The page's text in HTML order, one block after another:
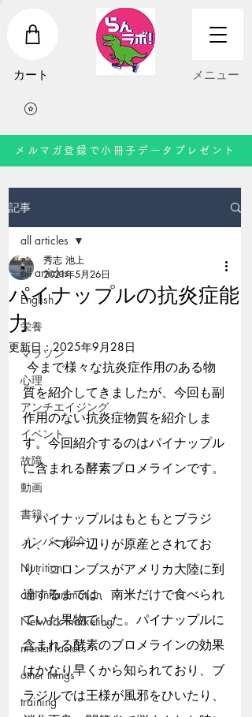
​カート ​メニュー
メルマガ登録で小冊子データプレゼント
記事
all articles
English
栄養
マラソン
心理
アンチエイジング
イベント
故障
動画
書籍
メンバー紹介
Nutrition
anti-inflammation
Network marketing
mental factors
other things
training
all articles
パイナップルの抗炎症能
力
秀志 池上
2021年5月26日
更新日：2025年9月28日
今まで様々な抗炎症作用のある物
質を紹介してきましたが、今回も副
作用のない抗炎症物質を紹介しま
す。今回紹介するのはパイナップル
に含まれる酵素ブロメラインです。
パイナップルはもともとブラジ
ル、ペルー辺りが原産とされてお
り、コロンブスがアメリカ大陸に到
達するまでは、南米だけで食べられ
ていた果物でした。パイナップルに
含まれる酵素のブロメラインの効果
はかなり早くから知られており、ブ
ラジルでは王様が風邪をひいたり、